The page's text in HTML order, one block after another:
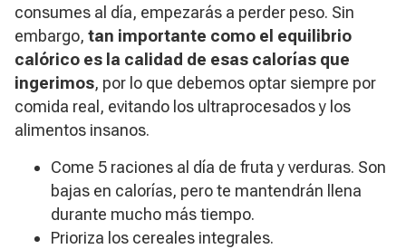
consumes al día, empezarás a perder peso. Sin
embargo, tan importante como el equilibrio
calórico es la calidad de esas calorías que
ingerimos, por lo que debemos optar siempre por
comida real, evitando los ultraprocesados y los
alimentos insanos.
Come 5 raciones al día de fruta y verduras. Son
bajas en calorías, pero te mantendrán llena
durante mucho más tiempo.
Prioriza los cereales integrales.